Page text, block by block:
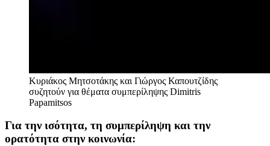
Κυριάκος Μητσοτάκης και Γιώργος Καπουτζίδης
συζητούν για θέματα συμπερίληψης Dimitris
Papamitsos
Για την ισότητα, τη συμπερίληψη και την
ορατότητα στην κοινωνία: